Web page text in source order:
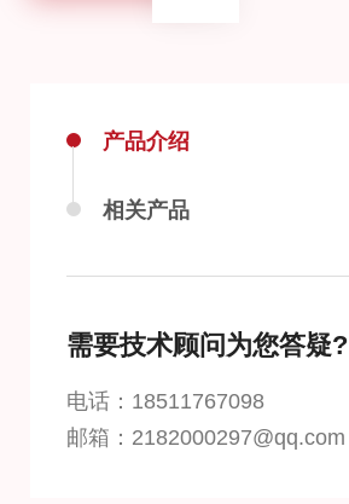
产品介绍
相关产品
需要技术顾问为您答疑?
电话：18511767098
邮箱：2182000297@qq.com